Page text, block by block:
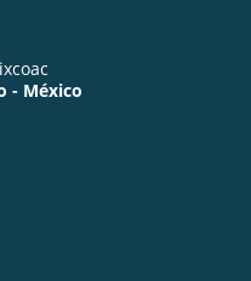
- México